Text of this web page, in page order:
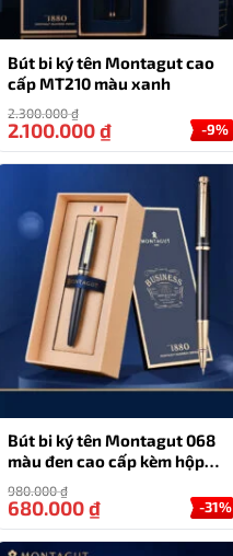
Bút bi ký tên Montagut cao
cấp MT210 màu xanh
2.300.000₫
-9%
2.100.000₫
Bút bi ký tên Montagut 068
màu đen cao cấp kèm hộp
đựng và túi
980.000₫
-31%
680.000₫